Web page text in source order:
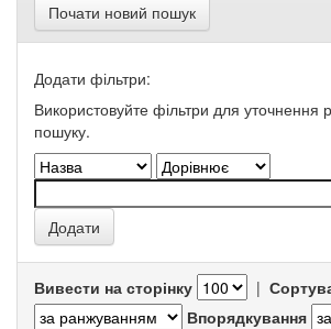
Почати новий пошук
Додати фільтри:
Використовуйте фільтри для уточнення
пошуку.
Вивести на сторінку |
Впорядкування